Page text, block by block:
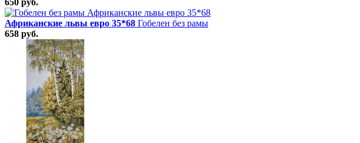
Африканские львы евро 35*68 Гобелен без рамы
658 руб.